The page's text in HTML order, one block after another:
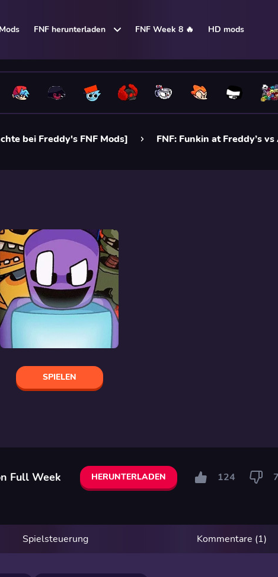
FNF herunterladen FNF Week 8 🔥 HD mods
bei Freddy's FNF Mods] FNF: Funkin at Freddy’s
SPIELEN
Full Week HERUNTERLADEN 124
Spielsteuerung Kommentare (1)